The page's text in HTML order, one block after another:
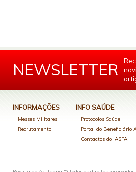
NEWSLETTER
INFORMAÇÕES
Messes Militares
Recrutamento
INFO SAÚDE
Protocolos Saúde
Portal do Beneficiário
Contactos do IASFA